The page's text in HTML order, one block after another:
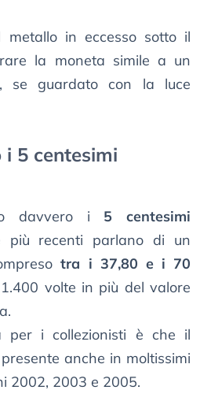
in eccesso sotto il
la moneta simile a un
se guardato con la luce
5 centesimi
davvero i 5 centesimi
più recenti parlano di un
tra i 37,80 e i 70
volte in più del valore
per i collezionisti è che il
anche in moltissimi
2002, 2003 e 2005.